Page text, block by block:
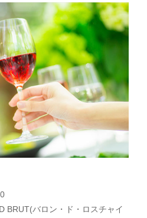
BRUT(バロン・ド・ロスチャイ